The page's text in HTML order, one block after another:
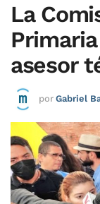
La
asesor
por Gabriel